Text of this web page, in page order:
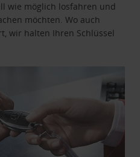
wie möglich losfahren und
möchten. Wo auch
wir halten Ihren Schlüssel